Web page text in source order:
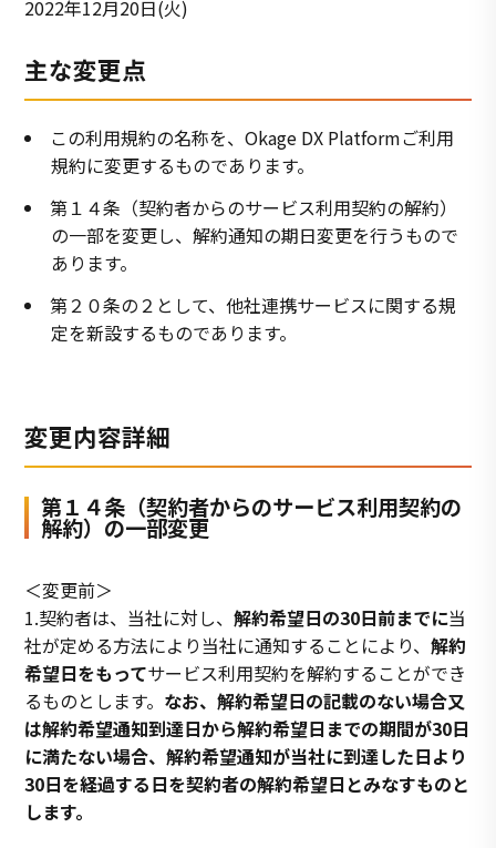
2022年12月20日(火)
主な変更点
この利用規約の名称を、Okage DX Platformご利用
規約に変更するものであります。
第１４条（契約者からのサービス利用契約の解約）
の一部を変更し、解約通知の期日変更を行うもので
あります。
第２０条の２として、他社連携サービスに関する規
定を新設するものであります。
変更内容詳細
第１４条（契約者からのサービス利用契約の
解約）の一部変更
＜変更前＞
1.契約者は、当社に対し、解約希望日の30日前までに当
社が定める方法により当社に通知することにより、解約
希望日をもってサービス利用契約を解約することができ
るものとします。 なお、解約希望日の記載のない場合又
は解約希望通知到達日から解約希望日までの期間が30日
に満たない場合、解約希望通知が当社に到達した日より
30日を経過する日を契約者の解約希望日とみなすものと
します。